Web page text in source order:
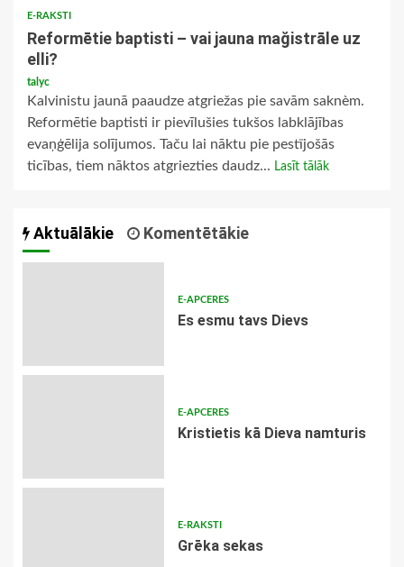
E-RAKSTI
Reformētie baptisti – vai jauna mağistrāle uz
elli?
talyc
Kalvinistu jaunā paaudze atgriežas pie savām saknèm.
Reformētie baptisti ir pievīlušies tukšos labklājības
evaņģēlija solījumos. Taču lai nāktu pie pestījošās
ticības, tiem nāktos atgriezties daudz... Lasīt tālāk
Aktuālākie Komentētākie
E-APCERES
Es esmu tavs Dievs
E-APCERES
Kristietis kā Dieva namturis
E-RAKSTI
Grēka sekas